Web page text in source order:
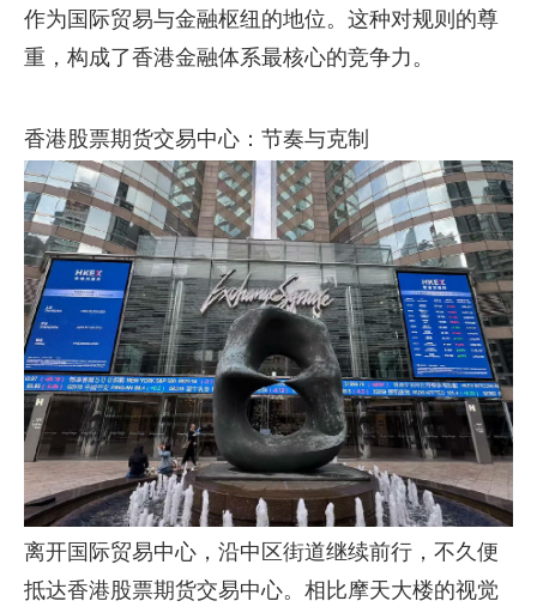
作为国际贸易与金融枢纽的地位。这种对规则的尊
重，构成了香港金融体系最核心的竞争力。
香港股票期货交易中心：节奏与克制
离开国际贸易中心，沿中区街道继续前行，不久便
抵达香港股票期货交易中心。相比摩天大楼的视觉